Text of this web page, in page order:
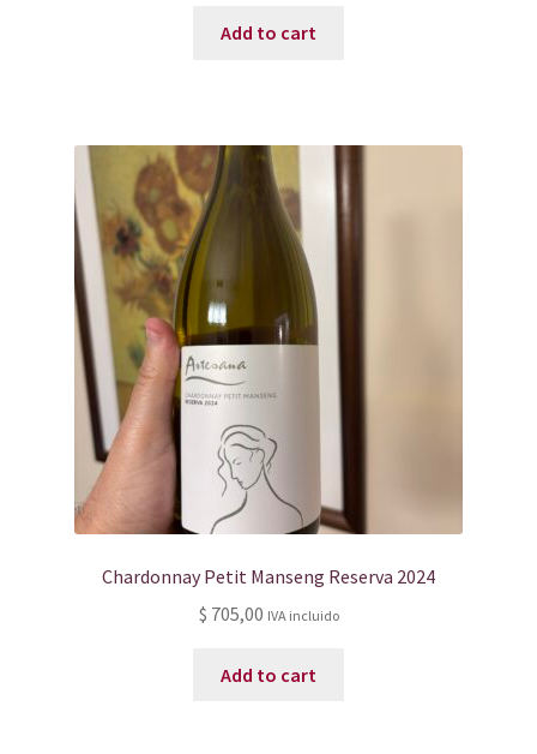
Add to cart
Chardonnay Petit Manseng Reserva 2024
$ 705,00 IVA incluido
Add to cart